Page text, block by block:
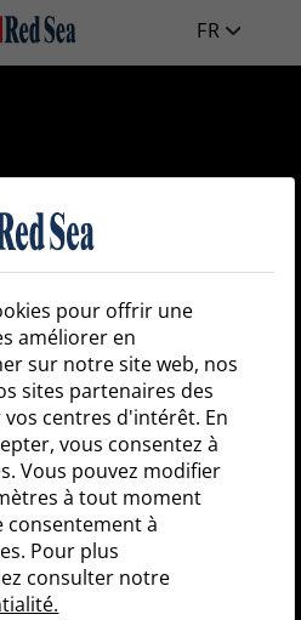
FR
et de Ressources
le premier à recevoir l’actu
pour offrir une
améliorer en
sur notre site web, nos
sites partenaires des
centres d'intérêt. En
vous consentez à
Vous pouvez modifier
à tout moment
consentement à
Pour plus
consulter notre